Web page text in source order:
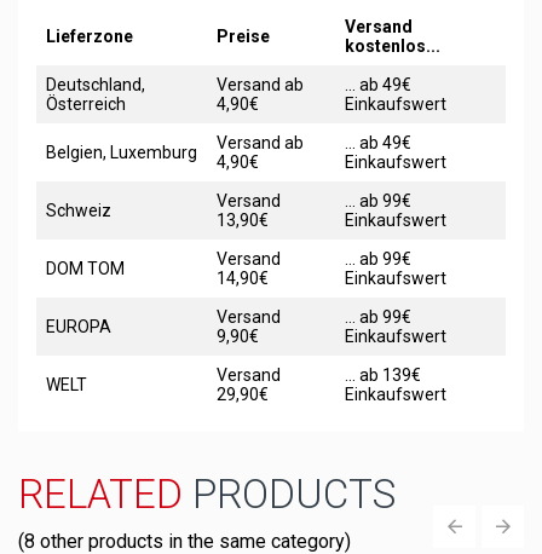
Lieferzone Preise
Versand
kostenlos...
Deutschland,
Österreich
Versand ab
4,90€
... ab 49€
Einkaufswert
Belgien, Luxemburg
Versand ab
4,90€
... ab 49€
Einkaufswert
Schweiz
Versand
13,90€
... ab 99€
Einkaufswert
DOM TOM
Versand
14,90€
... ab 99€
Einkaufswert
EUROPA
Versand
9,90€
... ab 99€
Einkaufswert
WELT
Versand
29,90€
... ab 139€
Einkaufswert
RELATED PRODUCTS
(8 other products in the same category)